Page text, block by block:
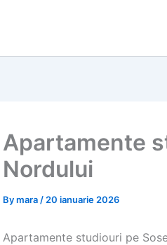
Apartamente
Nordului
Bymara / 20 ianuarie 2026
Apartamente studiouri pe